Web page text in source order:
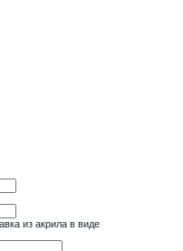
из акрила в виде